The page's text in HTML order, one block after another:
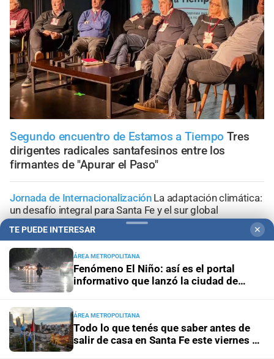
Segundo encuentro de Estamos a Tiempo Tres
dirigentes radicales santafesinos entre los
firmantes de "Apurar el Paso"
Jornada de Internacionalización La adaptación climática:
un desafío integral para Santa Fe y el sur global
Lo confirmó CoudannesPullaro viaja a Chile con agenda
productiva vinculada al puerto de Rosario
Proyecto de Losada Contundente rechazo del
Congreso de la Nación Ley de Propiedad Privada: cómo
votaron Losada, Galaretto y Lewandowski en el Senado
TE PUEDE INTERESAR ✕
ÁREA METROPOLITANA
Fenómeno El Niño: así es el portal
informativo que lanzó la ciudad de
ÁREA METROPOLITANA
Todo lo que tenés que saber antes de
salir de casa en Santa Fe este viernes 7